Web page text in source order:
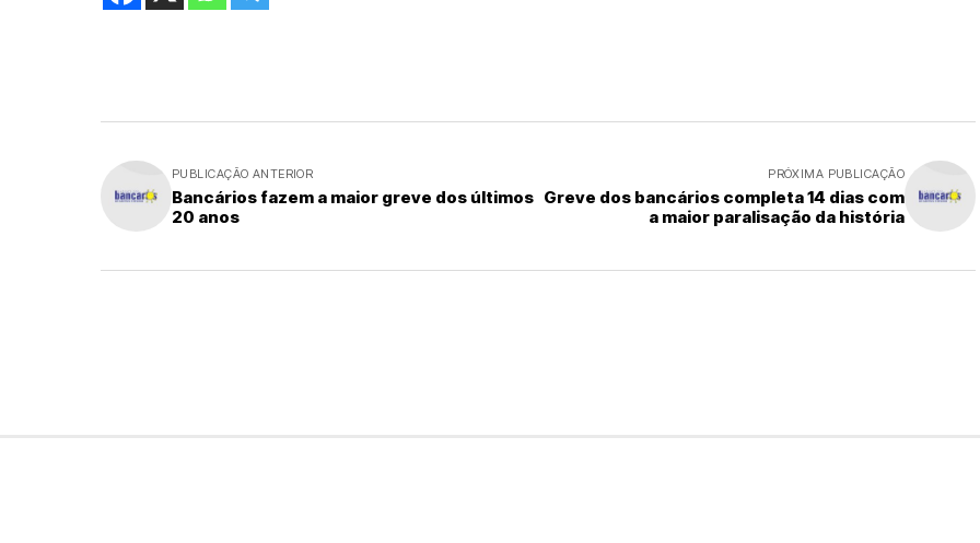
PUBLICAÇÃO ANTERIOR
Bancários fazem a maior greve dos últimos
20 anos
PRÓXIMA PUBLICAÇÃO
Greve dos bancários completa 14 dias com
a maior paralisação da história